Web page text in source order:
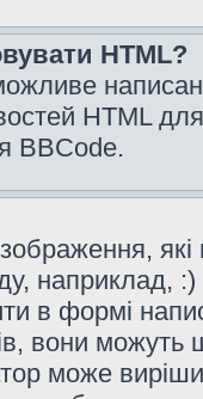
HTML?
HTML
BBCode.
які
наприклад,
в формі
вони
може